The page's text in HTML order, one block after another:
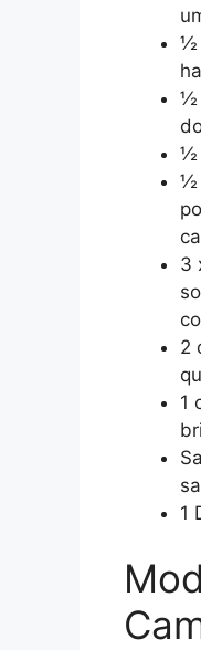
½
½
½
½
3
2
1
1